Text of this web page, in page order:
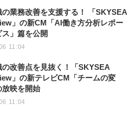
業務改善を支援する！ 「SKYSEA
」の新CM「AI働き方分析レポー
ス」篇を公開
11:04
改善点を見抜く！「SKYSEA
」の新テレビCM「チームの変
放映を開始
11:04